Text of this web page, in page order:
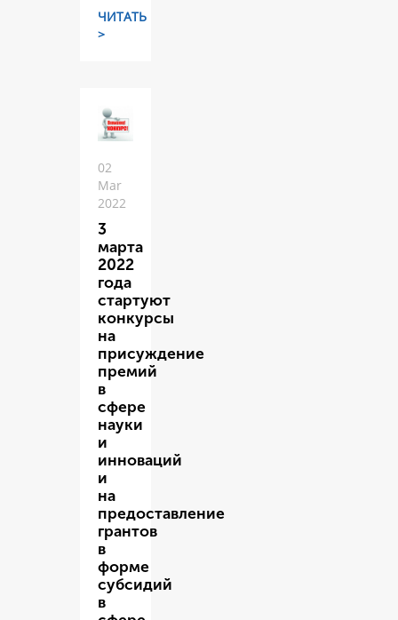
ЧИТАТЬ
>
02
Mar
2022
3
марта
2022
года
стартуют
конкурсы
на
присуждение
премий
в
сфере
науки
и
инноваций
и
на
предоставление
грантов
в
форме
субсидий
в